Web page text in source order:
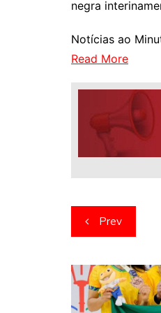
negra
Notícias ao
Read More
de
artigos
Prev